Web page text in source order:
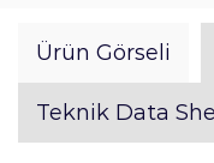
Ürün Görseli
Teknik Data